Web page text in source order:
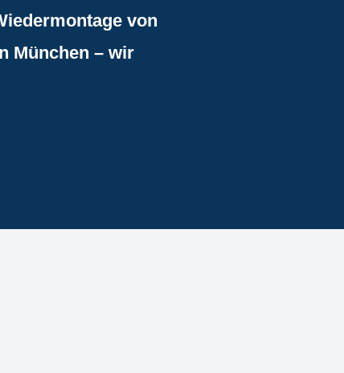
von
München – wir